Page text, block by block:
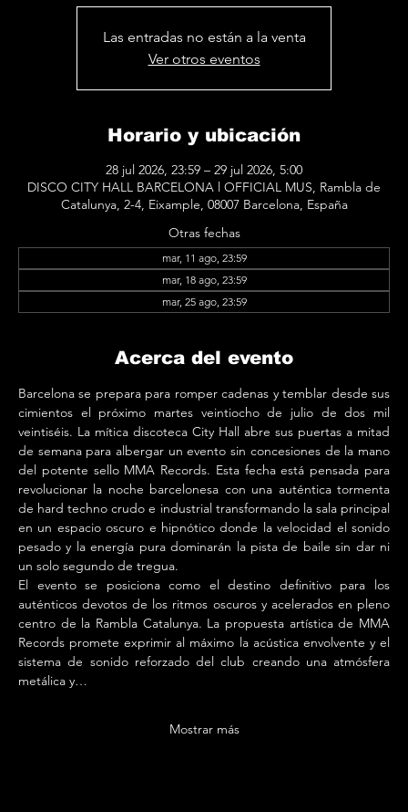
Las entradas no están a la venta
Ver otros eventos
Horario y ubicación
28 jul 2026, 23:59 – 29 jul 2026, 5:00
DISCO CITY HALL BARCELONA l OFFICIAL MUS, Rambla de
Catalunya, 2-4, Eixample, 08007 Barcelona, España
Otras fechas
mar, 11 ago, 23:59
mar, 18 ago, 23:59
mar, 25 ago, 23:59
Acerca del evento
Barcelona se prepara para romper cadenas y temblar desde sus
cimientos el próximo martes veintiocho de julio de dos mil
veintiséis. La mítica discoteca City Hall abre sus puertas a mitad
de semana para albergar un evento sin concesiones de la mano
del potente sello MMA Records. Esta fecha está pensada para
revolucionar la noche barcelonesa con una auténtica tormenta
de hard techno crudo e industrial transformando la sala principal
en un espacio oscuro e hipnótico donde la velocidad el sonido
pesado y la energía pura dominarán la pista de baile sin dar ni
un solo segundo de tregua.
El evento se posiciona como el destino definitivo para los
auténticos devotos de los ritmos oscuros y acelerados en pleno
centro de la Rambla Catalunya. La propuesta artística de MMA
Records promete exprimir al máximo la acústica envolvente y el
sistema de sonido reforzado del club creando una atmósfera
metálica y…
Mostrar más